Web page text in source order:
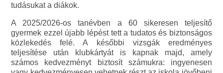
tudásukat a diákok.
A 2025/2026-os tanévben a 60 sikeresen teljesítő
gyermek ezzel újabb lépést tett a tudatos és biztonságos
közlekedés felé. A későbbi vizsgák eredményes
teljesítése után klubkártyát is kapnak majd, amely
számos kedvezményt biztosít számukra: ingyenesen